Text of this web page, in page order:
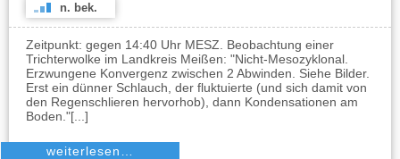
n. bek.
Zeitpunkt: gegen 14:40 Uhr MESZ. Beobachtung einer
Trichterwolke im Landkreis Meißen: "Nicht-Mesozyklonal.
Erzwungene Konvergenz zwischen 2 Abwinden. Siehe Bilder.
Erst ein dünner Schlauch, der fluktuierte (und sich damit von
den Regenschlieren hervorhob), dann Kondensationen am
Boden."[...]
weiterlesen…